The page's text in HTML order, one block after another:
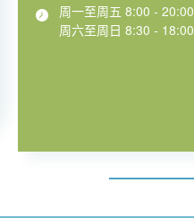
周一至周五 8:00 - 20:00
周六至周日 8:30 - 18:00